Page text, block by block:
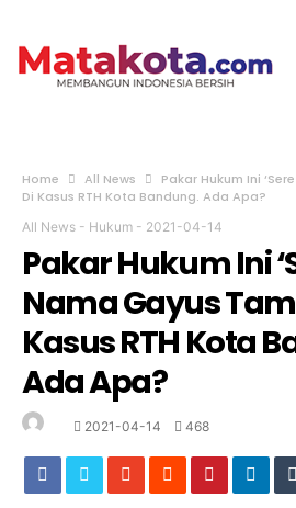
Home All News
Pakar Hukum Ini
Di Kasus RTH Kota Bandung. Ada Apa?
All News - Hukum - 2021-04-14
Pakar Hukum Ini
Nama Gayus
Kasus RTH Kota
Ada Apa?
2021-04-14 468